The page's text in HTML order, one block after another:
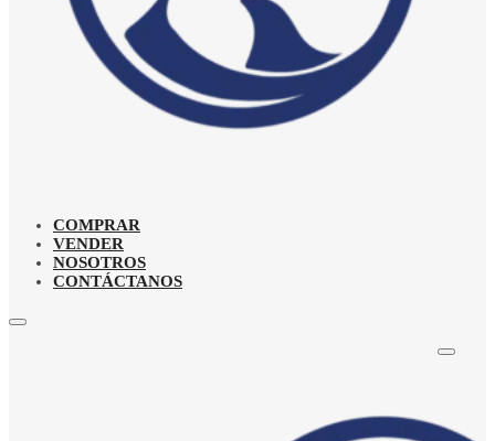
COMPRAR
VENDER
NOSOTROS
CONTÁCTANOS